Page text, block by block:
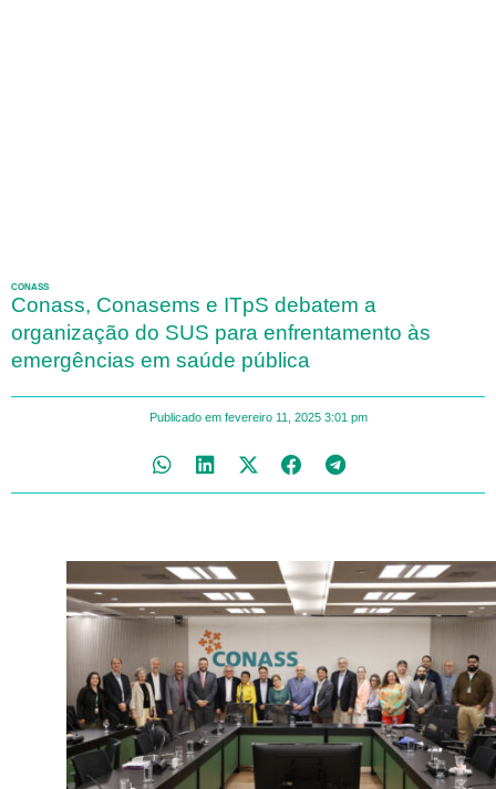
CONASS
Conass, Conasems e ITpS debatem a
organização do SUS para enfrentamento às
emergências em saúde pública
Publicado em fevereiro 11, 2025 3:01 pm